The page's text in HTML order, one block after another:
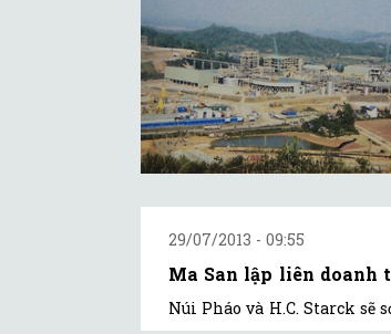
29/07/2013 - 09:55
Ma San lập liên doanh
Núi Pháo và H.C. Starck sẽ